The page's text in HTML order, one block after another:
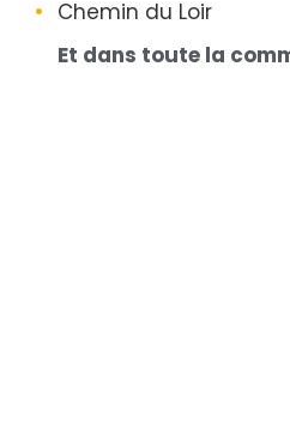
Chemin du Loir
Et dans toute la